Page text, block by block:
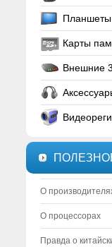
Планшеты
Карты
Внешние
О
О процессорах
Правда о